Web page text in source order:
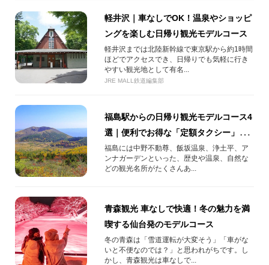
軽井沢｜車なしでOK！温泉やショッピ
ングを楽しむ日帰り観光モデルコース
軽井沢までは北陸新幹線で東京駅から約1時間
ほどでアクセスでき、日帰りでも気軽に行き
やすい観光地として有名...
JRE MALL鉄道編集部
福島駅からの日帰り観光モデルコース4
選｜便利でお得な「定額タクシー」を
グループでご利用ください
福島には中野不動尊、飯坂温泉、浄土平、ア
ンナガーデンといった、歴史や温泉、自然な
どの観光名所がたくさんあ...
青森観光 車なしで快適！冬の魅力を満
喫する仙台発のモデルコース
冬の青森は「雪道運転が大変そう」「車がな
いと不便なのでは？」と思われがちです。し
かし、青森観光は車なしで...